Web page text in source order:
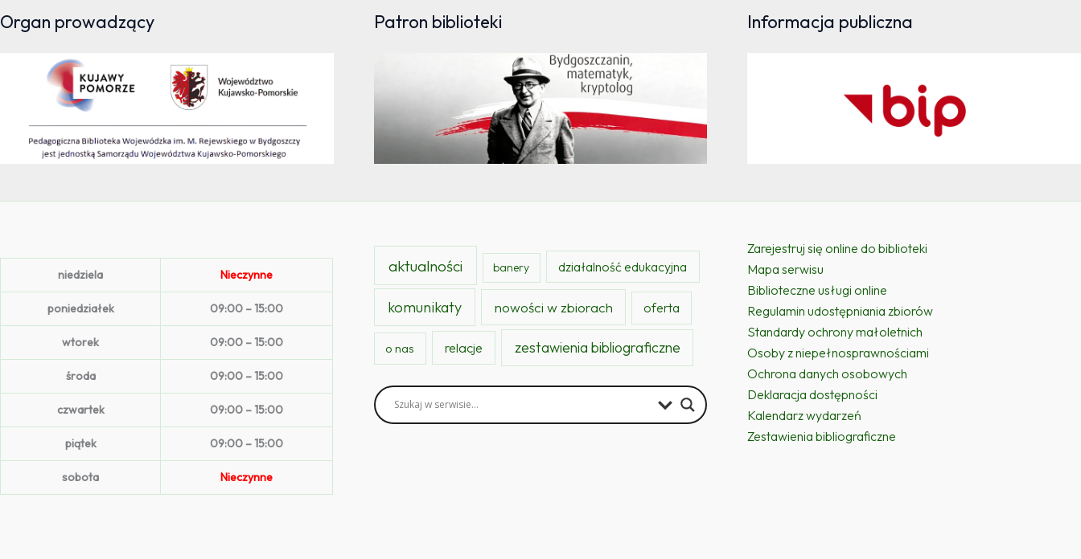
Organ prowadzący Patron biblioteki Informacja publiczna
niedziela Nieczynne
poniedziałek 09:00 – 15:00
wtorek 09:00 – 15:00
środa 09:00 – 15:00
czwartek 09:00 – 15:00
piątek 09:00 – 15:00
sobota Nieczynne
aktualności banery działalność edukacyjna
komunikaty nowości w zbiorach oferta
o nas relacje zestawienia bibliograficzne
Zarejestruj się online do biblioteki
Mapa serwisu
Biblioteczne usługi online
Regulamin udostępniania zbiorów
Standardy ochrony małoletnich
Osoby z niepełnosprawnościami
Ochrona danych osobowych
Deklaracja dostępności
Kalendarz wydarzeń
Zestawienia bibliograficzne